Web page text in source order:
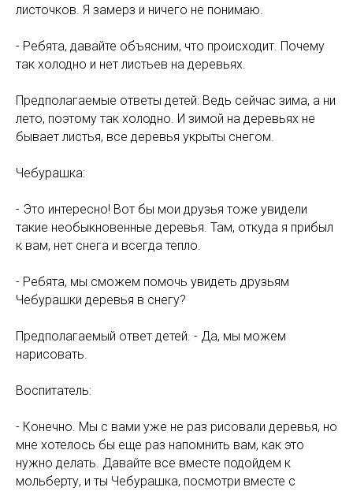
листочков. Я замерз и ничего не понимаю.
- Ребята, давайте объясним, что происходит. Почему
так холодно и нет листьев на деревьях.
Предполагаемые ответы детей: Ведь сейчас зима, а ни
лето, поэтому так холодно. И зимой на деревьях не
бывает листья, все деревья укрыты снегом.
Чебурашка:
- Это интересно! Вот бы мои друзья тоже увидели
такие необыкновенные деревья. Там, откуда я прибыл
к вам, нет снега и всегда тепло.
- Ребята, мы сможем помочь увидеть друзьям
Чебурашки деревья в снегу?
Предполагаемый ответ детей. - Да, мы можем
нарисовать.
Воспитатель:
- Конечно. Мы с вами уже не раз рисовали деревья, но
мне хотелось бы еще раз напомнить вам, как это
нужно делать. Давайте все вместе подойдем к
мольберту, и ты Чебурашка, посмотри вместе с